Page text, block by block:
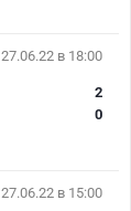
27.06.22 в 18:00
2
0
27.06.22 в 15:00